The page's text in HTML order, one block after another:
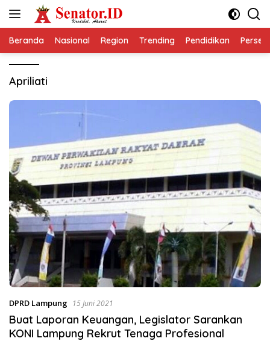
Beranda Nasional Region Trending Pendidikan
Apriliati
DPRD Lampung 15 Juni 2021
Buat Laporan Keuangan, Legislator Sarankan
KONI Lampung Rekrut Tenaga Profesional